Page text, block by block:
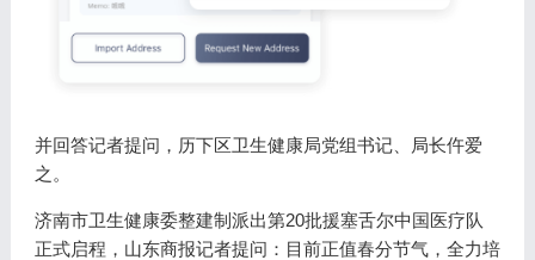
并回答记者提问，历下区卫生健康局党组书记、局长仵爱
之。
济南市卫生健康委整建制派出第20批援塞舌尔中国医疗队
正式启程，山东商报记者提问：目前正值春分节气，全力培